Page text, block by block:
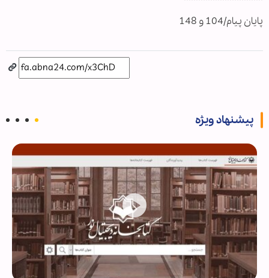
پایان پیام/104 و 148
پیشنهاد ویژه